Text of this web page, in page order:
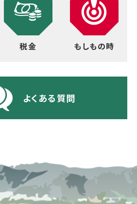
税金 もしもの時
よくある質問